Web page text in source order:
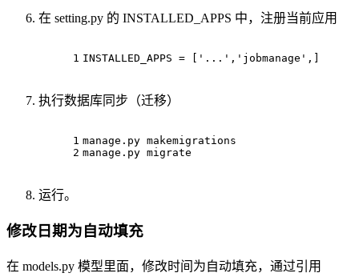
在 setting.py 的 INSTALLED_APPS 中，注册当前应用
1 INSTALLED_APPS = [ '...' , 'jobmanage' ,]
执行数据库同步（迁移）
1
2
manage.py makemigrations
manage.py migrate
运行。
修改日期为自动填充
在 models.py 模型里面，修改时间为自动填充，通过引用